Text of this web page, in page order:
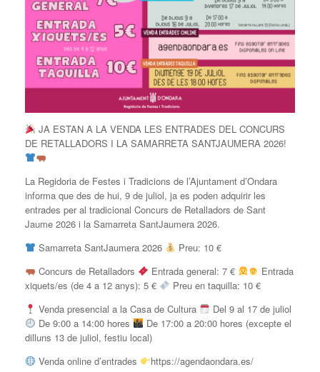
JA ESTAN A LA VENDA LES ENTRADES DEL CONCURS
DE RETALLADORS I LA SAMARRETA SANTJAUMERA 2026!
La Regidoria de Festes i Tradicions de l’Ajuntament d’Ondara
informa que des de hui, 9 de juliol, ja es poden adquirir les
entrades per al tradicional Concurs de Retalladors de Sant
Jaume 2026 i la Samarreta SantJaumera 2026.
Samarreta SantJaumera 2026
Preu: 10 €
Concurs de Retalladors
Entrada general: 7 €
Entrada
xiquets/es (de 4 a 12 anys): 5 €
Preu en taquilla: 10 €
Venda presencial a la Casa de Cultura
Del 9 al 17 de juliol
De 9:00 a 14:00 hores
De 17:00 a 20:00 hores (excepte el
dilluns 13 de juliol, festiu local)
Venda online d’entrades
https://agendaondara.es/